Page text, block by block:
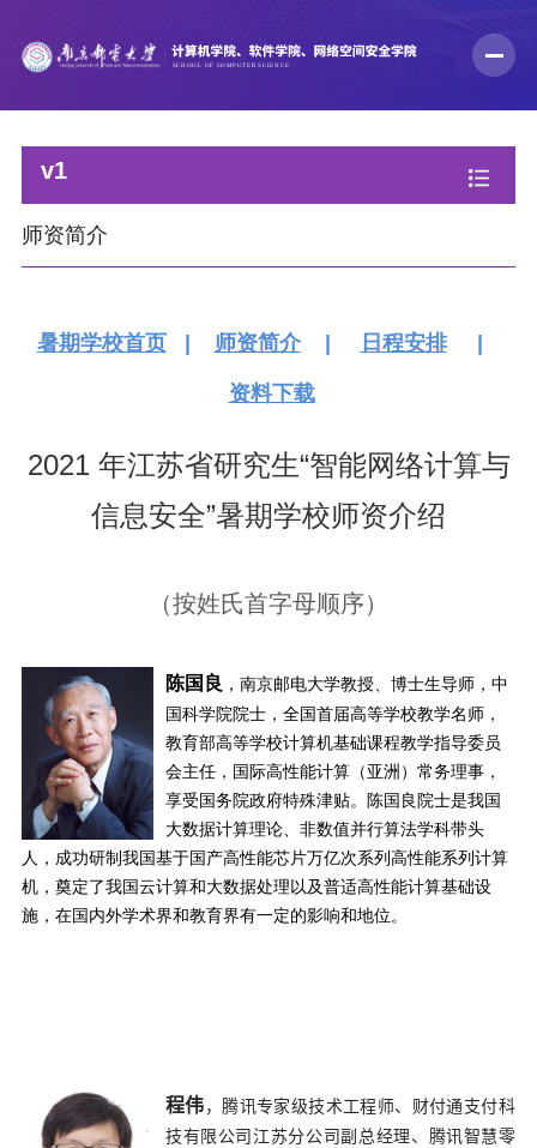
v1
师资简介
暑期学校首页 | 师资简介| 日程安排|
资料下载
2021 年江苏省研究生“智能网络计算与
信息安全”暑期学校师资介绍
（按姓氏首字母顺序）
陈国良 ，南京邮电大学教授、博士生导师，中
国科学院院士，全国首届高等学校教学名师，
教育部高等学校计算机基础课程教学指导委员
会主任，国际高性能计算（亚洲）常务理事，
享受国务院政府特殊津贴。陈国良院士是我国
大数据计算理论、非数值并行算法学科带头
人，成功研制我国基于国产高性能芯片万亿次系列高性能系列计算
机，奠定了我国云计算和大数据处理以及普适高性能计算基础设
施，在国内外学术界和教育界有一定的影响和地位。
程伟 ，腾讯专家级技术工程师、财付通支付科
技有限公司江苏分公司副总经理、腾讯智慧零